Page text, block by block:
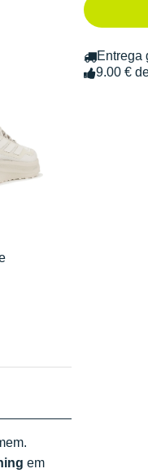
Entrega
9.00 €
em